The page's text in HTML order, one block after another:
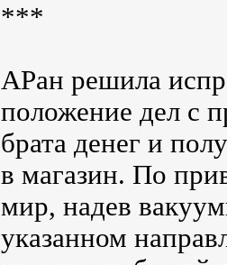
***
АРан решила
положение дел с
брата денег и
в магазин. По
мир, надев
указанном